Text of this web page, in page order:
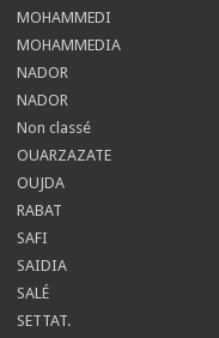
MOHAMMEDI
MOHAMMEDIA
NADOR
NADOR
Non classé
OUARZAZATE
OUJDA
RABAT
SAFI
SAIDIA
SALÉ
SETTAT.